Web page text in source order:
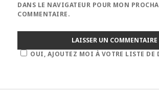
DANS LE NAVIGATEUR POUR MON
COMMENTAIRE.
OUI, AJOUTEZ MOI À VOTRE LISTE DE